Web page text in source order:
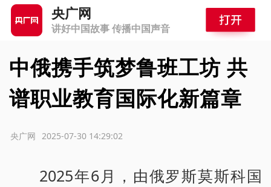
央广网
讲好中国故事 传播中国声音
中俄携手筑梦鲁班工坊 共
谱职业教育国际化新篇章
2025-07-30 14:29:02
央广网
2025年6月，由俄罗斯莫斯科国